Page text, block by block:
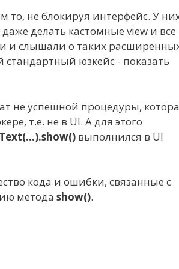
то, не блокируя интерфейс. У
делать кастомные view и все
и слышали о таких
юзкейс - показать
не успешной процедуры,
т.е. не в UI. А для этого
выполнился в UI
кода и ошибки, связанные с
метода show().